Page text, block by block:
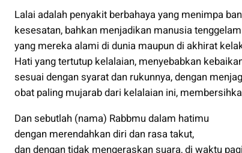
Lalai adalah penyakit berbahaya yang menimpa
kesesatan, bahkan menjadikan manusia
yang mereka alami di dunia maupun di akhirat
Hati yang tertutup kelalaian, menyebabkan
sesuai dengan syarat dan rukunnya, dengan
obat paling mujarab dari kelalaian ini,
Dan sebutlah (nama) Rabbmu dalam hatimu
dengan merendahkan diri dan rasa takut,
dan dengan tidak mengeraskan suara, di waktu